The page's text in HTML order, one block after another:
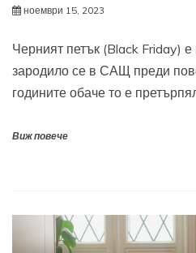
ноември 15, 2023
Черният петък (Black Friday)
зародило се в САЩ преди
годините обаче то е
Виж повече